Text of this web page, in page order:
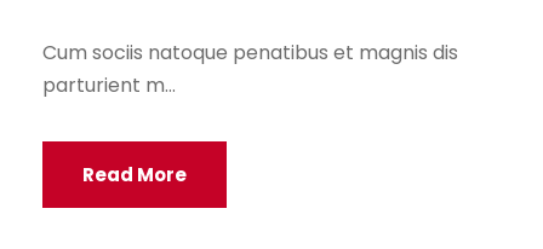
Cum sociis natoque penatibus et magnis dis
parturient m...
Read More